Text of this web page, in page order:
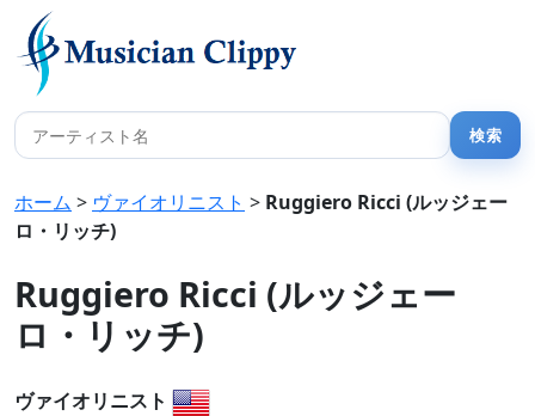
ホーム > ヴァイオリニスト > Ruggiero Ricci (ルッジェー
ロ・リッチ)
Ruggiero Ricci (ルッジェー
ロ・リッチ)
ヴァイオリニスト